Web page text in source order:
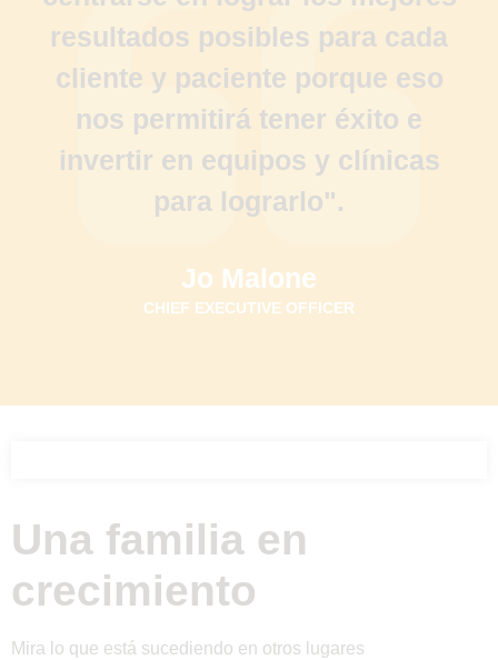
resultados posibles para cada
cliente y paciente porque eso
nos permitirá tener éxito e
invertir en equipos y clínicas
para lograrlo".
Jo Malone
CHIEF EXECUTIVE OFFICER
Una familia en
crecimiento
Mira lo que está sucediendo en otros lugares